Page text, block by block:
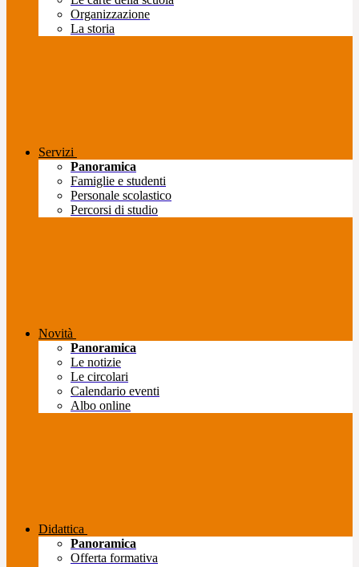
Organizzazione
La storia
Servizi
Panoramica
Famiglie e studenti
Personale scolastico
Percorsi di studio
Novità
Panoramica
Le notizie
Le circolari
Calendario eventi
Albo online
Didattica
Panoramica
Offerta formativa